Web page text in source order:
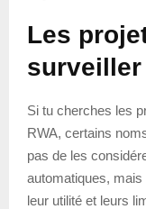
Les
surveiller
Si tu cherches les
RWA, certains
pas de les
automatiques,
leur utilité et leurs